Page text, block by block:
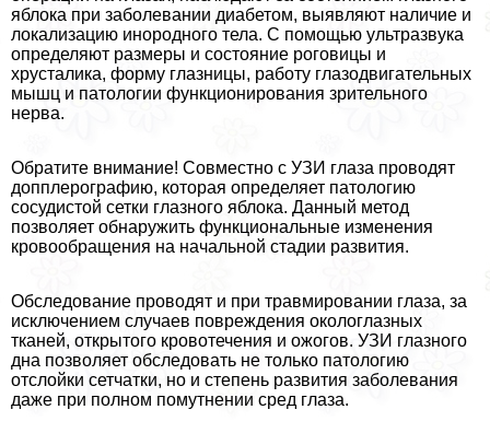
яблока при заболевании диабетом, выявляют наличие и
локализацию инородного тела. С помощью ультразвука
определяют размеры и состояние роговицы и
хрусталика, форму глазницы, работу глазодвигательных
мышц и патологии функционирования зрительного
нерва.
Обратите внимание! Совместно с УЗИ глаза проводят
допплерографию, которая определяет патологию
сосудистой сетки глазного яблока. Данный метод
позволяет обнаружить функциональные изменения
кровообращения на начальной стадии развития.
Обследование проводят и при травмировании глаза, за
исключением случаев повреждения окологлазных
тканей, открытого кровотечения и ожогов. УЗИ глазного
дна позволяет обследовать не только патологию
отслойки сетчатки, но и степень развития заболевания
даже при полном помутнении сред глаза.